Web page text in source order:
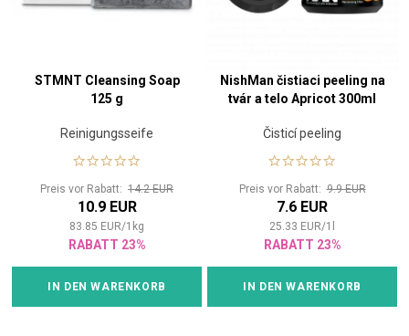
STMNT Cleansing Soap
125 g
Reinigungsseife
Preis vor Rabatt: 14.2 EUR
10.9 EUR
83.85 EUR/1 kg
RABATT 23%
IN DEN WARENKORB
NishMan čistiaci peeling na
tvár a telo Apricot 300ml
Čisticí peeling
Preis vor Rabatt:9.9 EUR
7.6 EUR
25.33 EUR/1
RABATT 23%
IN DEN WARENKORB